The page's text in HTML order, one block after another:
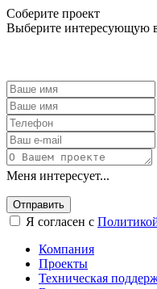
Соберите проект
Выберите интересующую
Меня интересует...
Отправить
Я согласен с
Компания
Проекты
Техническая